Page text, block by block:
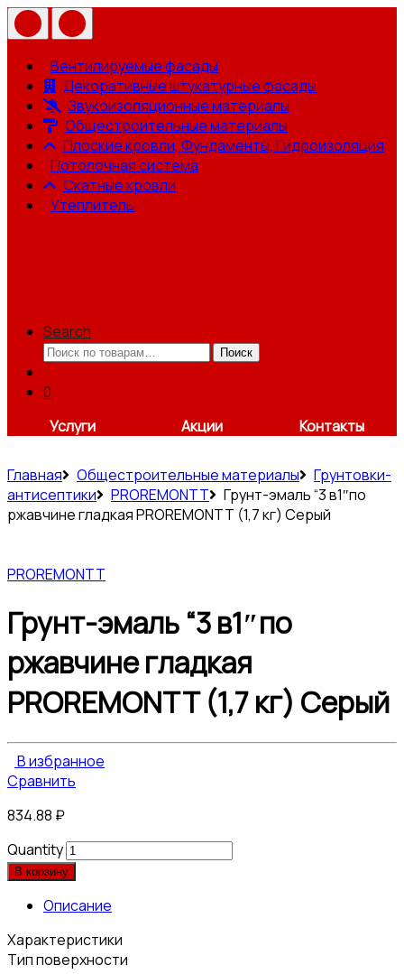
Вентилируемые фасады
Декоративные штукатурные фасады
Звукоизоляционные материалы
Общестроительные материалы
Плоские кровли, Фундаменты, Гидроизоляция
Потолочная система
Скатные кровли
Утеплитель
Search
Искать:
Поиск
0
Услуги
Акции Контакты
Главная Общестроительные материалы
Грунтовки-
антисептики
PROREMONTT
Грунт-эмаль “3 в1″по
ржавчине гладкая PROREMONTT (1,7 кг) Серый
PROREMONTT
Грунт-эмаль “3 в1″по
ржавчине гладкая
PROREMONTT (1,7 кг) Серый
В избранное
Сравнить
834.88 ₽
Quantity
В корзину
Описание
Характеристики
Тип поверхности